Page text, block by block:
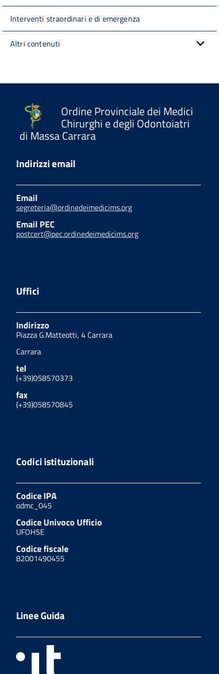
Interventi straordinari e di emergenza
Altri contenuti
Ordine Provinciale dei Medici
Chirurghi e degli Odontoiatri
di Massa Carrara
Indirizzi email
Email
segreteria@ordinedeimedicims.org
Email PEC
postcert@pec.ordinedeimedicims.org
Uffici
Indirizzo
Piazza G.Matteotti, 4 Carrara
Carrara
tel
(+39)058570373
fax
(+39)058570845
Codici istituzionali
Codice IPA
odmc_045
Codice Univoco Ufficio
UFOH5E
Codice fiscale
82001490455
Linee Guida